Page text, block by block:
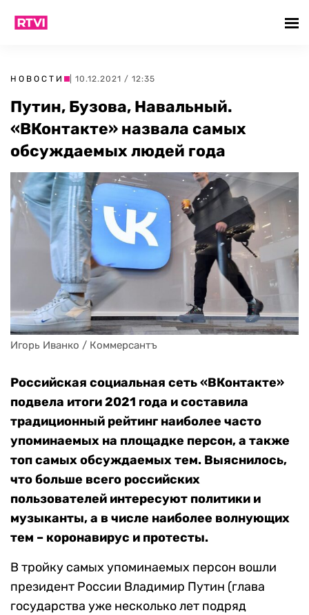
НОВОСТИ | 10.12.2021 / 12:35
Путин, Бузова, Навальный.
«ВКонтакте» назвала самых
обсуждаемых людей года
Игорь Иванко / Коммерсантъ
Российская социальная сеть «ВКонтакте»
подвела итоги 2021 года и составила
традиционный рейтинг наиболее часто
упоминаемых на площадке персон, а также
топ самых обсуждаемых тем. Выяснилось,
что больше всего российских
пользователей интересуют политики и
музыканты, а в числе наиболее волнующих
тем – коронавирус и протесты.
В тройку самых упоминаемых персон вошли
президент России Владимир Путин (глава
государства уже несколько лет подряд